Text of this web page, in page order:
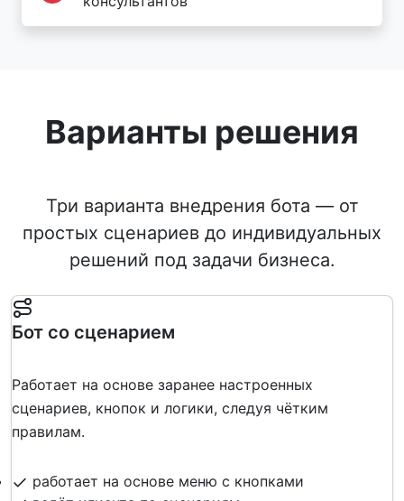
Варианты решения
Три варианта внедрения бота — от
простых сценариев до индивидуальных
решений под задачи бизнеса.
Бот со сценарием
Работает на основе заранее настроенных
сценариев, кнопок и логики, следуя чётким
правилам.
работает на основе меню с кнопками